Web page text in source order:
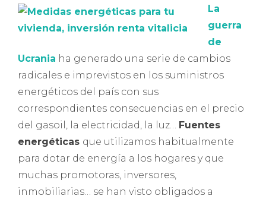
La
guerra
de
Ucrania ha generado una serie de cambios
radicales e imprevistos en los suministros
energéticos del país con sus
correspondientes consecuencias en el precio
del gasoil, la electricidad, la luz… Fuentes
energéticas que utilizamos habitualmente
para dotar de energía a los hogares y que
muchas promotoras, inversores,
inmobiliarias… se han visto obligados a